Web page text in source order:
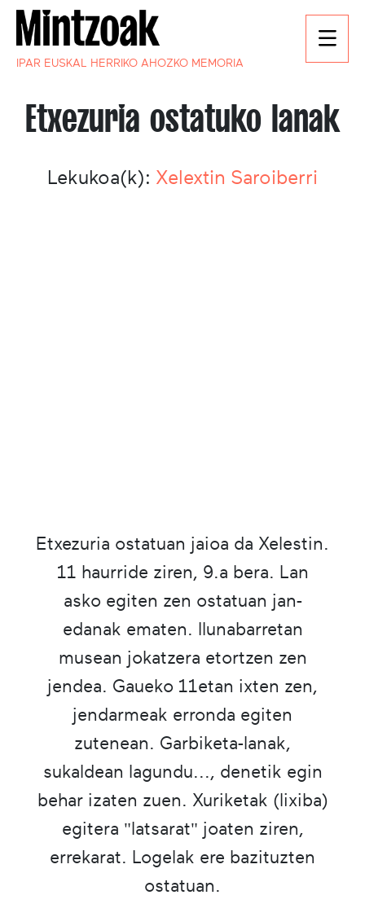
IPAR EUSKAL HERRIKO AHOZKO MEMORIA
Etxezuria ostatuko lanak
Lekukoa(k): Xelextin Saroiberri
Etxezuria ostatuan jaioa da Xelestin.
11 haurride ziren, 9.a bera. Lan
asko egiten zen ostatuan jan-
edanak ematen. Ilunabarretan
musean jokatzera etortzen zen
jendea. Gaueko 11etan ixten zen,
jendarmeak erronda egiten
zutenean. Garbiketa-lanak,
sukaldean lagundu..., denetik egin
behar izaten zuen. Xuriketak (lixiba)
egitera "latsarat" joaten ziren,
errekarat. Logelak ere bazituzten
ostatuan.